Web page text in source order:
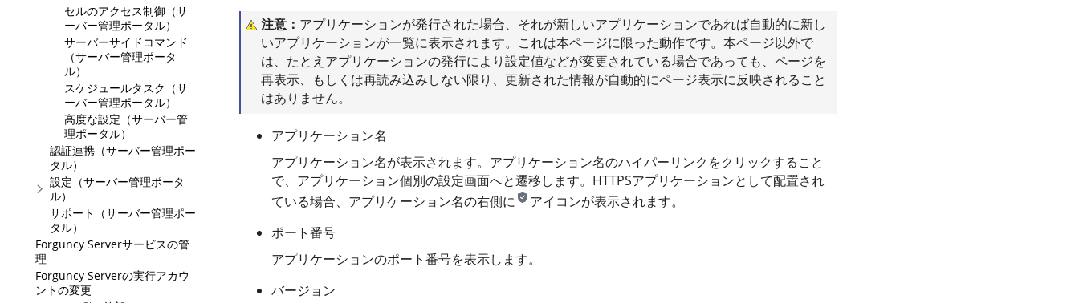
セルのアクセス制御（サ
ーバー管理ポータル）
サーバーサイドコマンド
（サーバー管理ポータ
ル）
スケジュールタスク（サ
ーバー管理ポータル）
高度な設定（サーバー管
理ポータル）
認証連携（サーバー管理ポー
タル）
設定（サーバー管理ポータ
ル）
サポート（サーバー管理ポー
タル）
Forguncy Serverサービスの管
理
Forguncy Serverの実行アカウ
ントの変更
注意： アプリケーションが発行された場合、それが新しいアプリケーションであれば自動的に新し
いアプリケーションが一覧に表示されます。これは本ページに限った動作です。本ページ以外で
は、たとえアプリケーションの発行により設定値などが変更されている場合であっても、ページを
再表示、もしくは再読み込みしない限り、更新された情報が自動的にページ表示に反映されること
はありません。
アプリケーション名
アプリケーション名が表示されます。アプリケーション名のハイパーリンクをクリックすること
で、アプリケーション個別の設定画面へと遷移します。HTTPSアプリケーションとして配置され
ている場合、アプリケーション名の右側に
アイコンが表示されます。
ポート番号
アプリケーションのポート番号を表示します。
バージョン